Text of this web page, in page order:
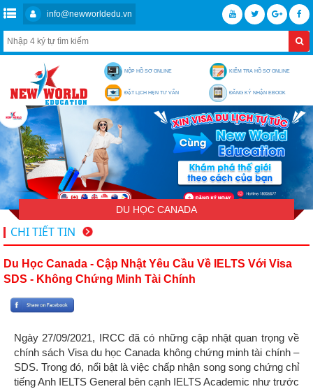
info@newworldedu.vn
NỘP HỒ SƠ ONLINE KIỂM TRA HỒ SƠ ONLINE
ĐẶT LỊCH HẸN TƯ VẤN ĐĂNG KÝ NHẬN EBOOK
DU HỌC CANADA
CHI TIẾT TIN
Du Học Canada - Cập Nhật Yêu Cầu Về IELTS Với Visa
SDS - Không Chứng Minh Tài Chính
Ngày 27/09/2021, IRCC đã có những cập nhật quan trọng về
chính sách Visa du học Canada không chứng minh tài chính –
SDS. Trong đó, nổi bật là việc chấp nhận song song chứng chỉ
tiếng Anh IELTS General bên cạnh IELTS Academic như trước